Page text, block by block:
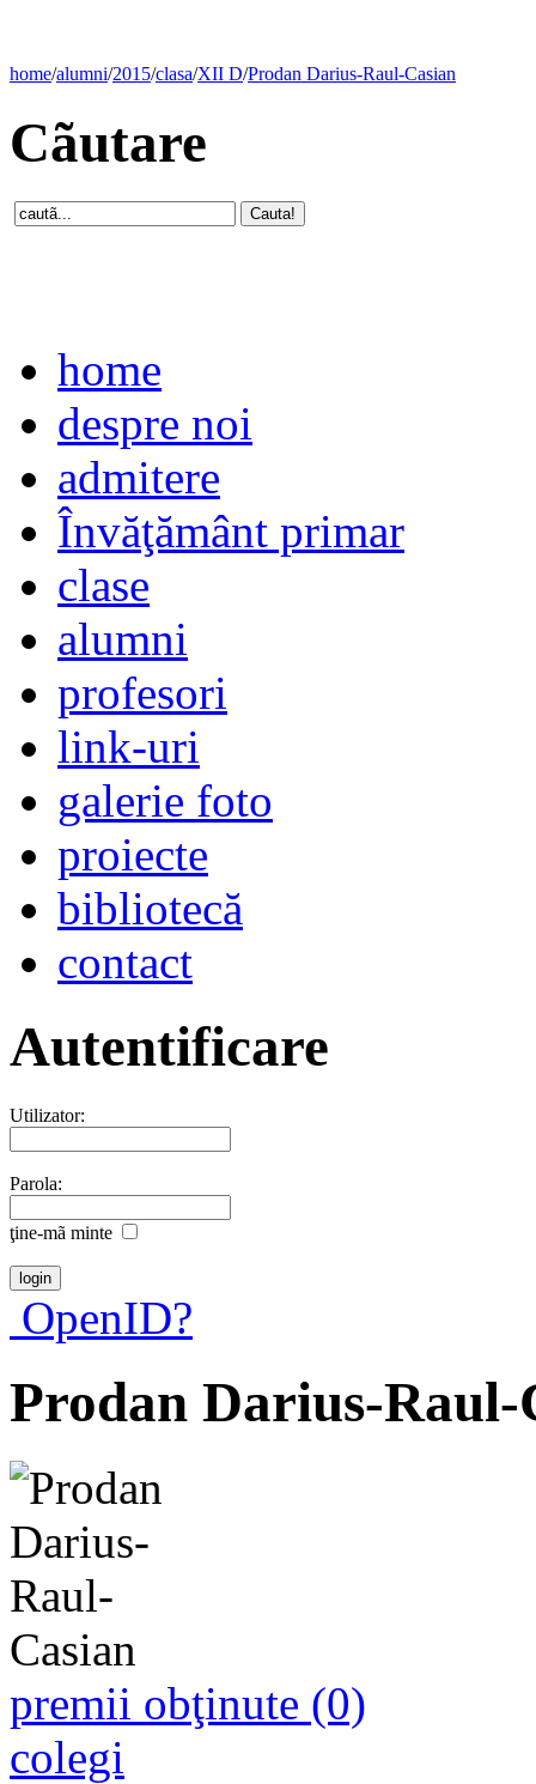
home/alumni/2015/clasa/XII D/Prodan Darius-Raul-Casian
Cãutare
home
despre noi
admitere
Învăţământ primar
clase
alumni
profesori
link-uri
galerie foto
proiecte
bibliotecă
contact
Autentificare
Utilizator:
Parola:
ţine-mã minte
OpenID?
Prodan Darius-Raul-
premii obţinute (0)
colegi